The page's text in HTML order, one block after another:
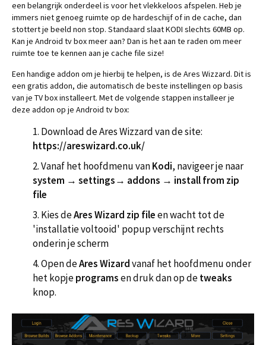
een belangrijk onderdeel is voor het vlekkeloos afspelen. Heb je
immers niet genoeg ruimte op de hardeschijf of in de cache, dan
stottert je beeld non stop. Standaard slaat KODI slechts 60MB op.
Kan je Android tv box meer aan? Dan is het aan te raden om meer
ruimte toe te kennen aan je cache file size!
Een handige addon om je hierbij te helpen, is de Ares Wizzard. Dit is
een gratis addon, die automatisch de beste instellingen op basis
van je TV box installeert. Met de volgende stappen installeer je
deze addon op je Android tv box:
1. Download de Ares Wizzard van de site:
https://areswizard.co.uk/
2. Vanaf het hoofdmenu vanKodi, navigeer je naar
system → settings→ addons → install from zip
file
3. Kies deAres Wizard zip fileen wacht tot de
'installatie voltooid' popup verschijnt rechts
onderin je scherm
4. Open deAres Wizardvanaf het hoofdmenu onder
het kopjeprogramsen druk dan op detweaks
knop.